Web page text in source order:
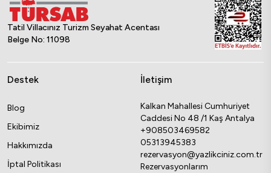
Tatil Villacınız Turizm Seyahat Acentası
Belge No: 11098
Destek
Blog
Ekibimiz
Hakkımızda
İptal Politikası
İletişim
Kalkan Mahallesi Cumhuriyet
Caddesi No 48 /1 Kaş Antalya
+908503469582
05313945383
rezervasyon@yazlikciniz.com.tr
Rezervasyonlarım